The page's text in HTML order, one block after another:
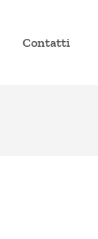
Contatti